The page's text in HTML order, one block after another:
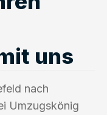
uns
nach
Umzugskönig